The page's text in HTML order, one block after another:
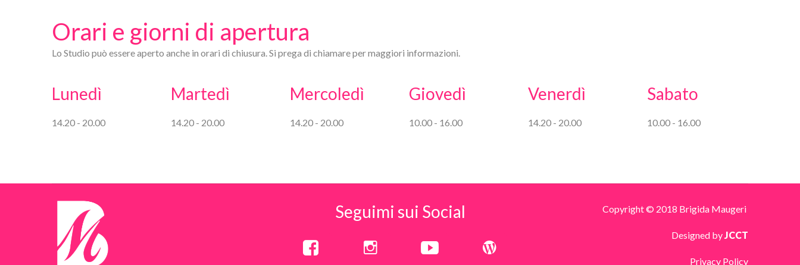
Orari e giorni di apertura
Lo Studio può essere aperto anche in orari di chiusura. Si prega di chiamare per maggiori informazioni.
Lunedì
14.20 - 20.00
Martedì
14.20 - 20.00
Mercoledì
14.20 - 20.00
Giovedì
10.00 - 16.00
Venerdì
14.20 - 20.00
Sabato
10.00 - 16.00
Seguimi sui Social Copyright © 2018 Brigida Maugeri
Designed by JCCT
Privacy Policy